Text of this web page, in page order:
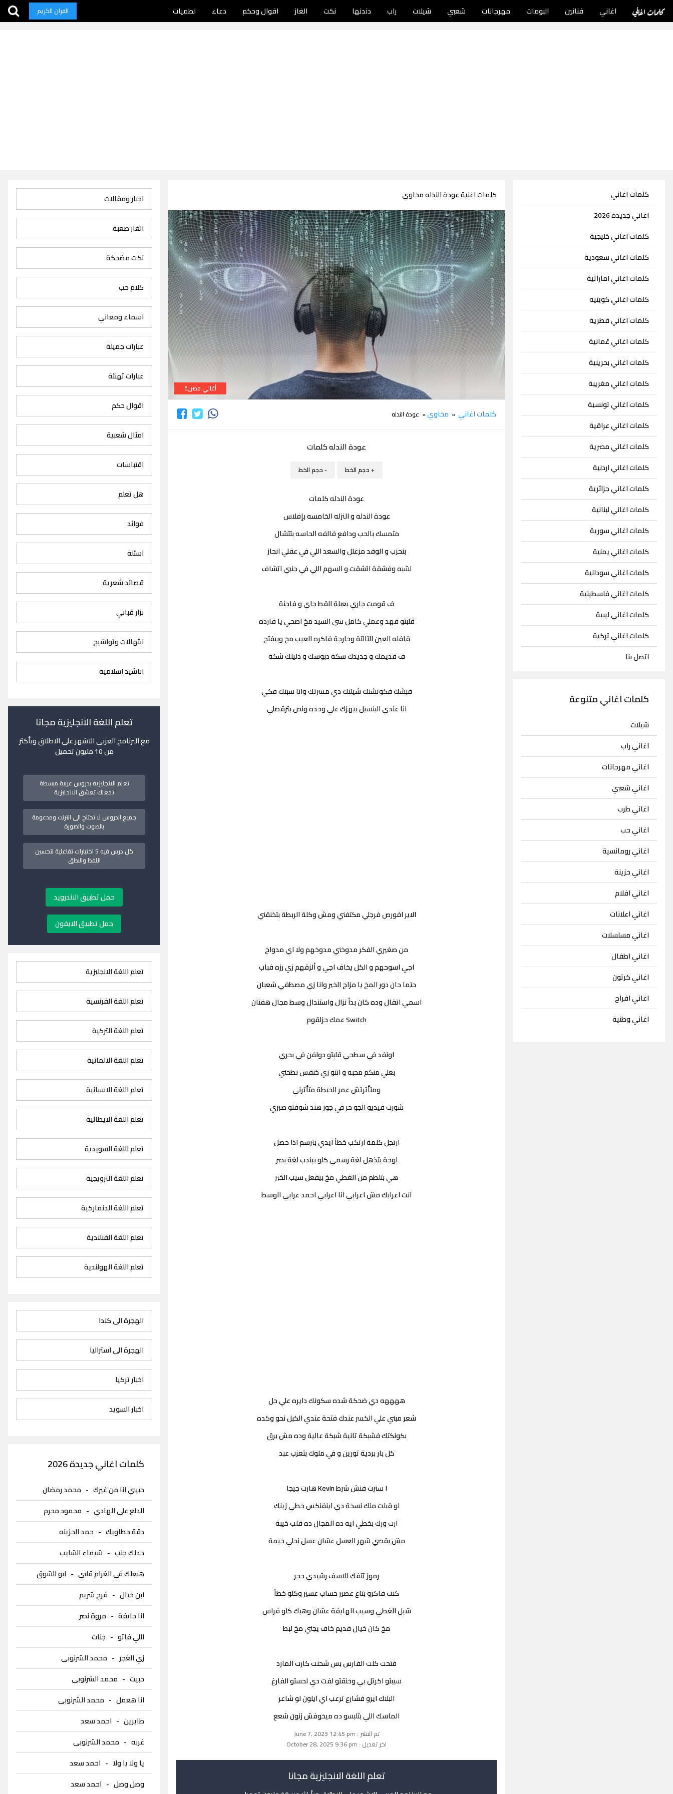
كلمات اغاني اغاني فنانين البومات مهرجانات شعبي شيلات راب دندنها نكت الغاز اقوال وحكم دعاء لطميات القران الكريم
كلمات اغاني
اغاني جديدة 2026
كلمات اغاني خليجية
كلمات اغاني سعودية
كلمات اغاني اماراتية
كلمات اغاني كويتيه
كلمات اغاني قطرية
كلمات اغاني عُمانية
كلمات اغاني بحرينية
كلمات اغاني مغريبة
كلمات اغاني تونسية
كلمات اغاني عراقية
كلمات اغاني مصرية
كلمات اغاني اردنية
كلمات اغاني جزائرية
كلمات اغاني لبنانية
كلمات اغاني سورية
كلمات اغاني يمنية
كلمات اغاني سودانية
كلمات اغاني فلسطينية
كلمات اغاني ليبية
كلمات اغاني تركية
اتصل بنا
كلمات اغاني متنوعة
شيلات
اغاني راب
اغاني مهرجانات
اغاني شعبي
اغاني طرب
اغاني حب
اغاني رومانسية
اغاني حزينة
اغاني افلام
اغاني اعلانات
اغاني مسلسلات
اغاني اطفال
اغاني كرتون
اغاني افراح
اغاني وطنية
كلمات اغنية عودة الندله مخاوي
أغاني مصرية
كلمات اغاني » مخاوي» عودة الندله
عودة الندله كلمات
+ حجم الخط - حجم الخط
عودة الندله كلمات
عودة الندله و النزله الخامسه بإفلاس
متمسك بالحب ودافع فالفه الحاسه بتتشال
بنحزب و الوفد مزغلل والسعد اللي في عقلي انحاز
لشبه وفشقة اتشقت و السهم اللي في جنبي اتشاف
ف قومت جاري بعبلة القط جاي و فاجئة
قلبتو فهد وعملي كامل سي السيد مخ اصحي يا فارده
قافله العين التالتة وخارجة فاكره العيب مخ وبيفتح
ف قديمك و جديدك سكة دبوسك و دليلك شكة
فبشك فكوتشنك شيلتك دي مسرتك وانا سبتك فكي
انا عندي البنسيل بيهزك علي وحده ونص بترقصلي
الاير افورص فرجلي مكتفني ومش وكلة الربطة بتخنقني
من صغيري الفكر مدوخني مدوخهم ولا اي مدواخ
اجي اسوحهم و الكل يخاف اجي و ألزقهم زي رزه فباب
حتما حان دور المخ يا مزاج الخير وانا زي مصطفي شعبان
اسمي اتقال وده كان بدأ نزال واستندال وسط مجال هفتان
Switch عمك حزلقوم
اونفد في سطحي قلبتو دولفن في بحري
بعلي منكم محبه و انتو زي خنفس نطحني
ومتأثرتش عمر الخبطة متأثرني
شورت فيديو الجو حر في جوز هند شوفتو صبري
ارتجل كلمة ارتكب خطأ ايدي بترسم اذا حصل
لوحة بتذهل لغة رسمي كلو بيندب لغة بصر
هي بتلطم من الغطي مخ بيفعل سيب الخبر
انت اعرابك مش اعرابي انا اعرابي احمد عرابي الوسط
ههههه دي ضحكة شده سكونك دايره علي حل
شعر مبني علي الكسر عندك فتحة عندي الكبل نحو وكده
بكونكتك فشبكة تانية شبكة عالية وده مش برق
كل بار بردية تورين و في ملوك بتعزب عبد
ا سترت فنش شرط Kevin هارت جيجا
لو قبلت منك نسخة دي اينفنكس خطي زينك
ارت ورك بخطي ايه ده المجال ده قلب خيبة
مش بقضي شهر العسل عشان عسل نحلي خيمة
رموز تتفك للاسف رشيدي حجر
كنت فاكرو بتاع عصير حساب عسير وكلو خطأ
شيل الغطي وسيب الهايفة عشان وهبك كلو فراس
مخ كان خيال قديم خاف يجني مخ لبط
فتحت كلت الفارس بس شحنت كارت المارد
سيبتو اكرتل بي وخنقتو لفت دي لحستو الفارغ
البلاك ايرو فشارع ترعب اي ايلون لو شاعر
الماسك اللي بتلبسو ده ميخوفش زنون شعع
تم النشر : June 7, 2023 12:45 pm
اخر تعديل : October 28, 2025 9:36 pm
تعلم اللغة الانجليزية مجانا
اخبار ومقالات
الغاز صعبة
نكت مضحكة
كلام حب
اسماء ومعاني
عبارات جميلة
عبارات تهنئة
اقوال حكم
امثال شعبية
اقتباسات
هل تعلم
فوائد
اسئلة
قصائد شعرية
نزار قباني
ابتهالات وتواشيح
اناشيد اسلامية
تعلم اللغة الانجليزية مجانا
مع البرنامج العربي الاشهر على الاطلاق وبأكثر
من 10 مليون تحميل
تعلم الانجليزية بدروس عربية مبسطة
تجعلك تعشق الانجليزية
جميع الدروس لا تحتاج الى انترنت ومدعومة
بالصوت والصورة
كل درس فيه 5 اختبارات تفاعلية لتحسين
اللفظ والنطق
حمل تطبيق الاندرويد
حمل تطبيق الايفون
تعلم اللغة الانجليزية
تعلم اللغة الفرنسية
تعلم اللغة التركية
تعلم اللغة الالمانية
تعلم اللغة الاسبانية
تعلم اللغة الايطالية
تعلم اللغة السويدية
تعلم اللغة النرويجية
تعلم اللغة الدنماركية
تعلم اللغة الفنلندية
تعلم اللغة الهولندية
الهجرة الى كندا
الهجرة الى استراليا
اخبار تركيا
اخبار السويد
كلمات اغاني جديدة 2026
حبيبي انا من غيرك- محمد رمضان
الدلع على الهادي- محمود محرم
دقة خطاويك- حمد الخزينه
خدلك جنب- شيماء الشايب
هبعلك في الغرام قلبي- ابو الشوق
ابن خيال- فرح شريم
انا خايفة- مروة نصر
اللي فاتو- جنات
زي الغجر - محمد الشرنوبى
حبيت- محمد الشرنوبى
انا هعمل- محمد الشرنوبى
طايرين- احمد سعد
غربه- محمد الشرنوبى
يا ولا يا ولا- احمد سعد
وصل وصل- احمد سعد